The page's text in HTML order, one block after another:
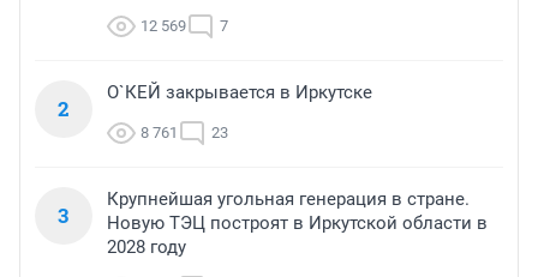
12 569 7
2
О`КЕЙ закрывается в Иркутске
8 761 23
3
Крупнейшая угольная генерация в стране.
Новую ТЭЦ построят в Иркутской области в
2028 году